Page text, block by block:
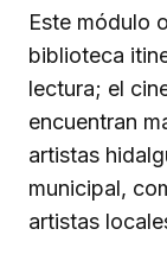
Este módulo
biblioteca
lectura; el
encuentran
artistas
municipal,
artistas